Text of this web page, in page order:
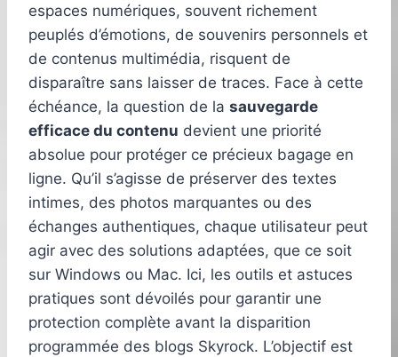
espaces numériques, souvent richement
peuplés d’émotions, de souvenirs personnels et
de contenus multimédia, risquent de
disparaître sans laisser de traces. Face à cette
échéance, la question de la sauvegarde
efficace du contenu devient une priorité
absolue pour protéger ce précieux bagage en
ligne. Qu’il s’agisse de préserver des textes
intimes, des photos marquantes ou des
échanges authentiques, chaque utilisateur peut
agir avec des solutions adaptées, que ce soit
sur Windows ou Mac. Ici, les outils et astuces
pratiques sont dévoilés pour garantir une
protection complète avant la disparition
programmée des blogs Skyrock. L’objectif est